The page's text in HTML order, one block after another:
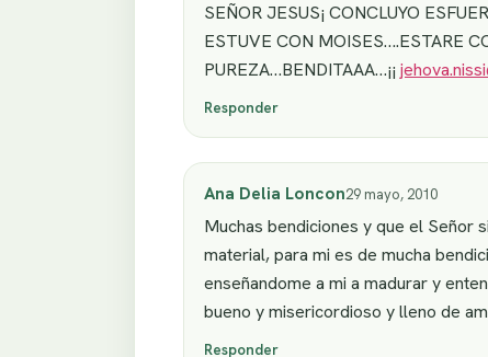
SEÑOR JESUS¡ CONCLUYO
ESTUVE CON MOISES….ESTARE
PUREZA…BENDITAAA…¡¡
Responder
Ana Delia Loncon29 mayo, 2010
Muchas bendiciones y que el Señor
material, para mi es de mucha
enseñandome a mi a madurar y
bueno y misericordioso y lleno de
Responder